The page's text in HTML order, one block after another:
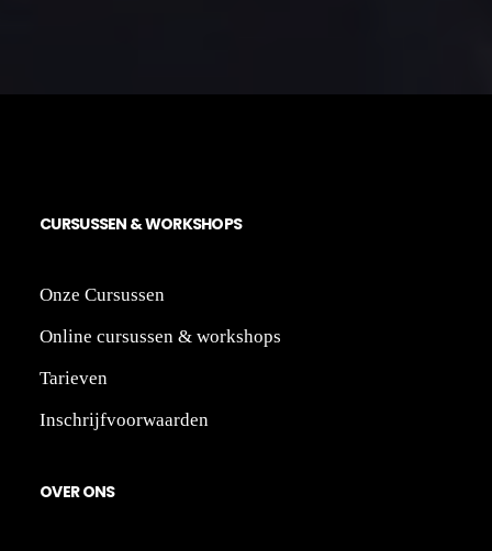
CURSUSSEN &WORKSHOPS
Onze Cursussen
Online cursussen & workshops
Tarieven
Inschrijfvoorwaarden
OVERONS